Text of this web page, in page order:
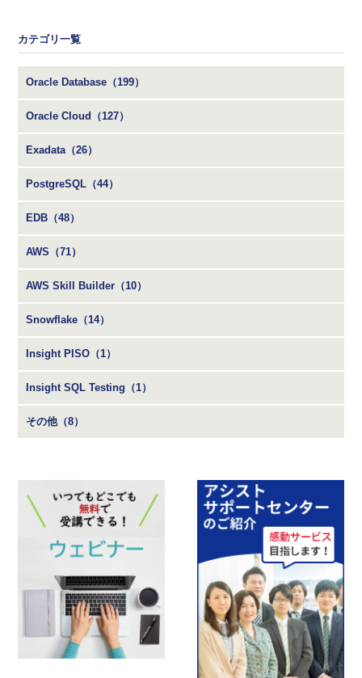
カテゴリ一覧
Oracle Database（199）
Oracle Cloud（127）
Exadata（26）
PostgreSQL（44）
EDB（48）
AWS（71）
AWS Skill Builder（10）
Snowflake（14）
Insight PISO（1）
Insight SQL Testing（1）
その他（8）